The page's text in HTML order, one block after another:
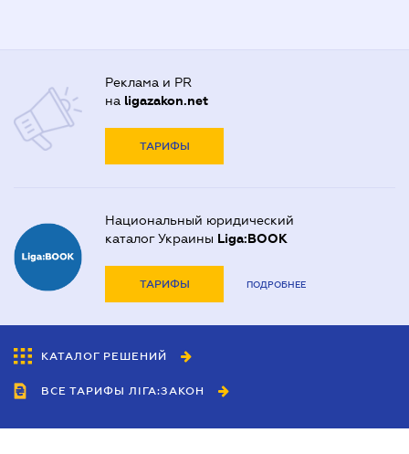
Реклама и PR
на ligazakon.net
ТАРИФЫ
Национальный юридический
каталог Украины Liga:BOOK
ТАРИФЫ ПОДРОБНЕЕ
КАТАЛОГ РЕШЕНИЙ
ВСЕ ТАРИФЫ ЛІГА:ЗАКОН